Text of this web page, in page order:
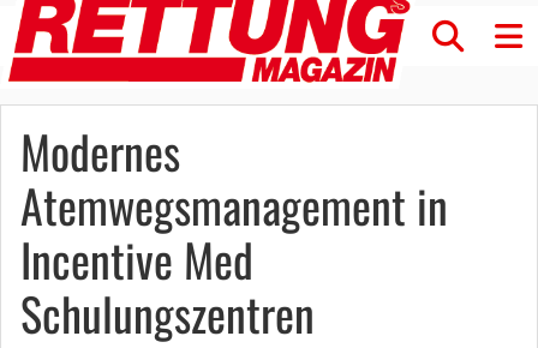
Modernes
Atemwegsmanagement in
Incentive Med
Schulungszentren